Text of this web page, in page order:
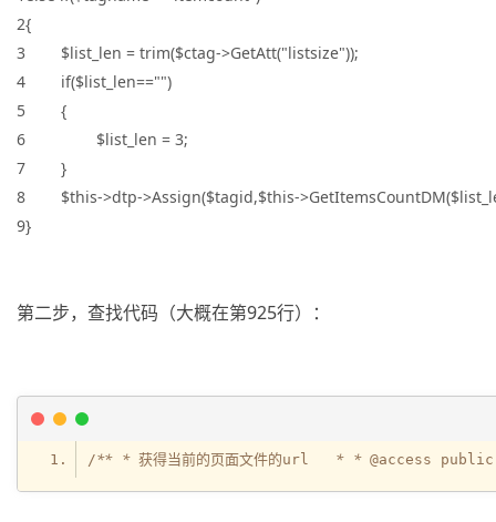
2{
3 $list_len = trim($ctag->GetAtt("listsize"));
4 if($list_len=="")
5 {
6 $list_len = 3;
7 }
8 $this->dtp->Assign($tagid,$this-
9}
第二步，查找代码（大概在第925行）：
/**   * 获得当前的页面文件的url *   * @access